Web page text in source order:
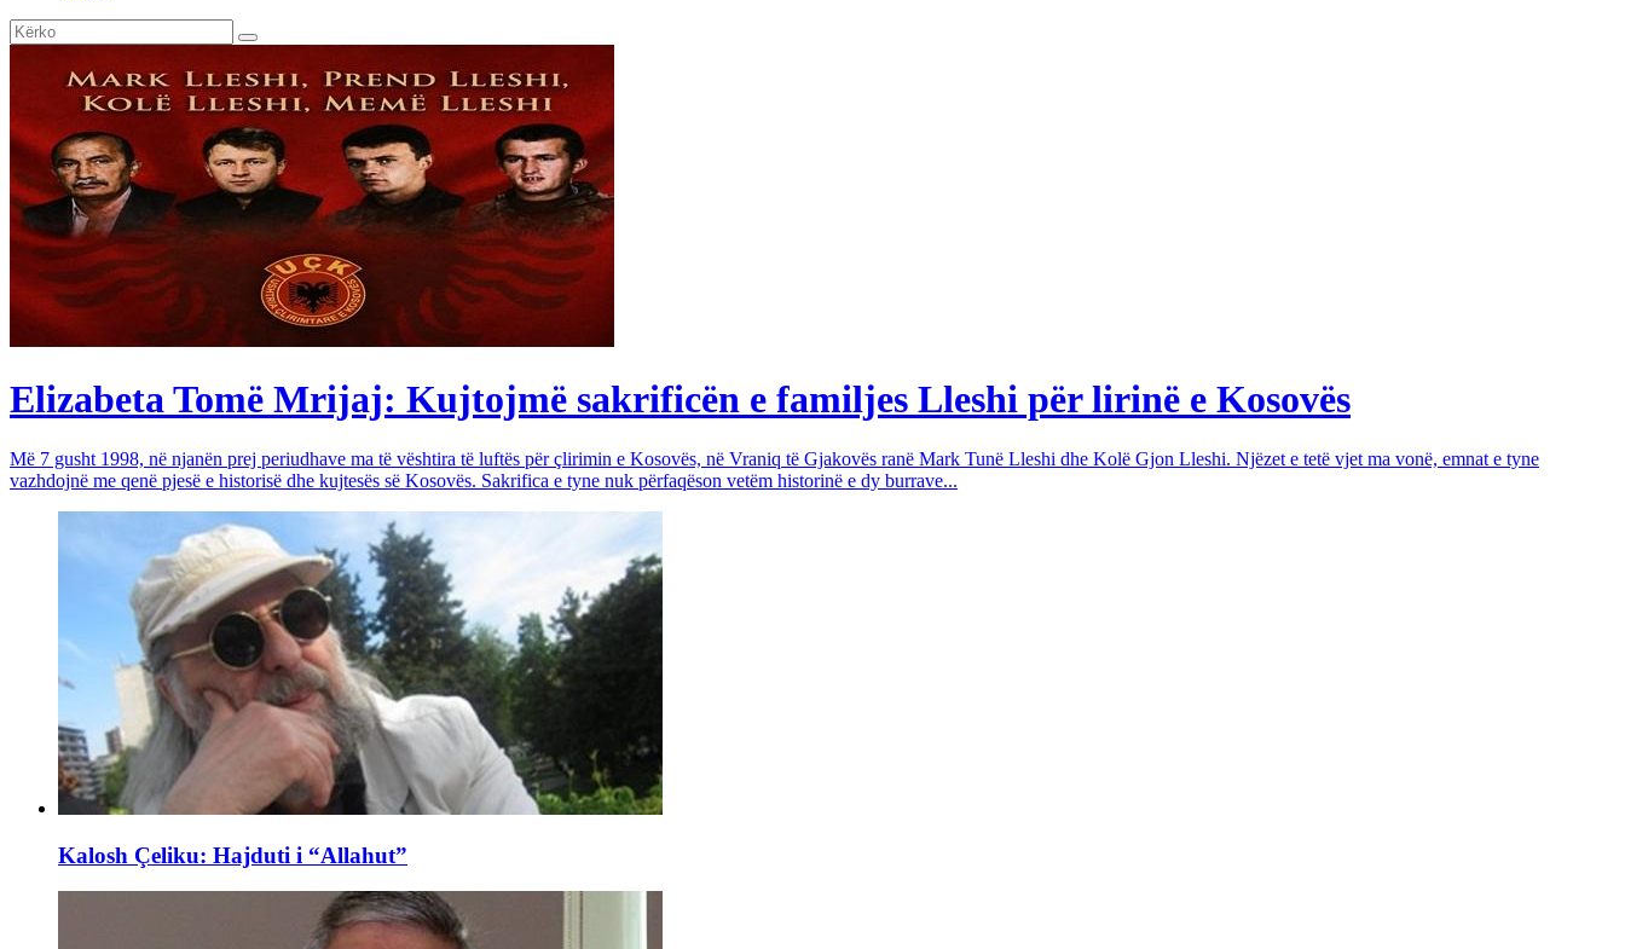
Elizabeta Tomë Mrijaj: Kujtojmë sakrificën e familjes Lleshi për lirinë e Kosovës
Më 7 gusht 1998, në njanën prej periudhave ma të vështira të luftës për çlirimin e Kosovës, në Vraniq të Gjakovës ranë Mark Tunë Lleshi dhe Kolë Gjon Lleshi. Njëzet e tetë vjet ma vonë, emnat e tyne
vazhdojnë me qenë pjesë e historisë dhe kujtesës së Kosovës. Sakrifica e tyne nuk përfaqëson vetëm historinë e dy burrave...
Kalosh Çeliku: Hajduti i “Allahut”